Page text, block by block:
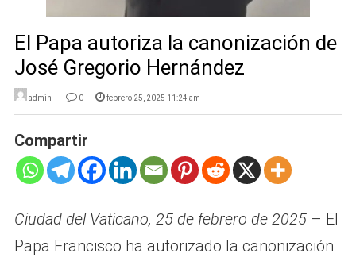
El Papa autoriza la canonización de
José Gregorio Hernández
admin 0 febrero 25, 2025 11:24 am
Compartir
Ciudad del Vaticano, 25 de febrero de 2025– El
Papa Francisco ha autorizado la canonización